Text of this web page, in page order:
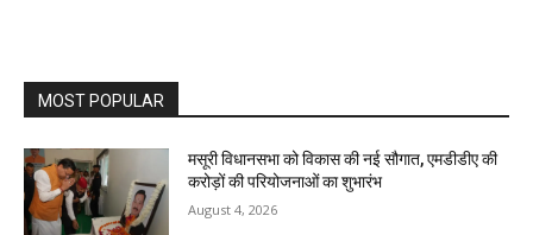
MOST POPULAR
मसूरी विधानसभा को विकास की नई सौगात, एमडीडीए की
करोड़ों की परियोजनाओं का शुभारंभ
August 4, 2026